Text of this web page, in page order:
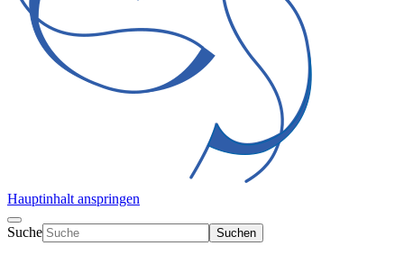
Hauptinhalt anspringen
Suche Suchen